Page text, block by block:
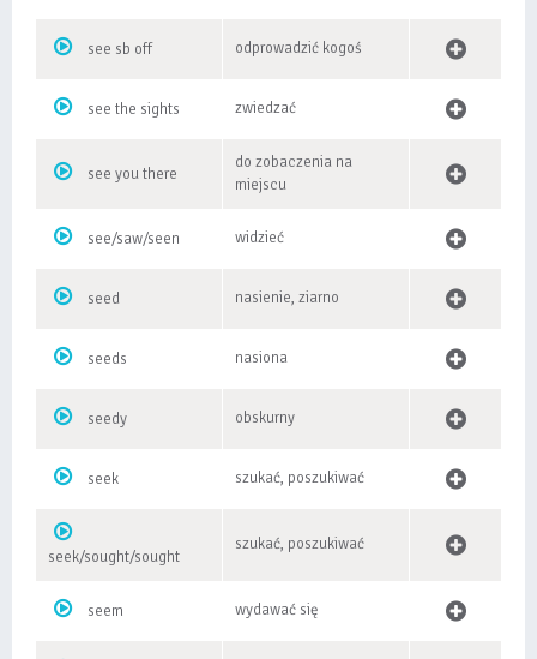
see sb off odprowadzić kogoś
see the sights zwiedzać
see you there
do zobaczenia na
miejscu
see/saw/seen widzieć
seed nasienie, ziarno
seeds nasiona
seedy obskurny
seek szukać, poszukiwać
seek/sought/sought
szukać, poszukiwać
seem wydawać się